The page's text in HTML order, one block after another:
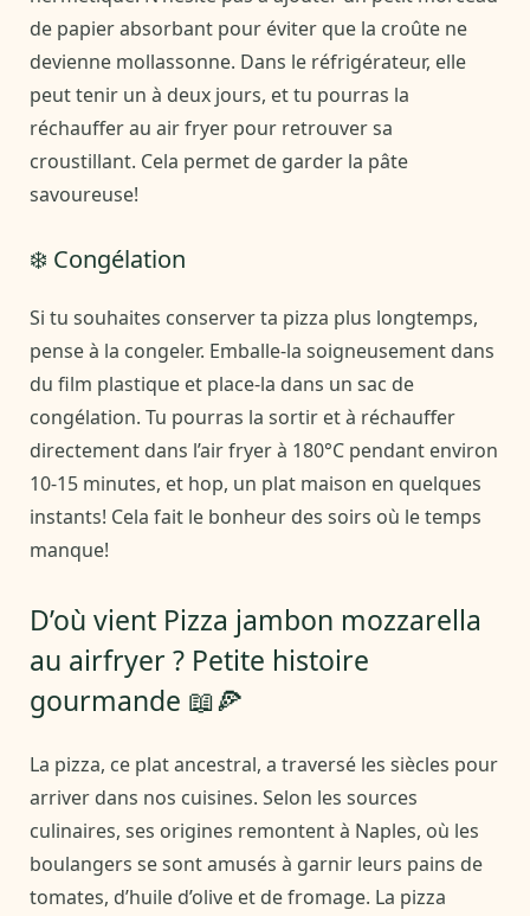
de papier absorbant pour éviter que la croûte ne
devienne mollassonne. Dans le réfrigérateur, elle
peut tenir un à deux jours, et tu pourras la
réchauffer au air fryer pour retrouver sa
croustillant. Cela permet de garder la pâte
savoureuse!
❄️ Congélation
Si tu souhaites conserver ta pizza plus longtemps,
pense à la congeler. Emballe-la soigneusement dans
du film plastique et place-la dans un sac de
congélation. Tu pourras la sortir et à réchauffer
directement dans l’air fryer à 180°C pendant environ
10-15 minutes, et hop, un plat maison en quelques
instants! Cela fait le bonheur des soirs où le temps
manque!
D’où vient Pizza jambon mozzarella
au airfryer ? Petite histoire
gourmande 📖🍕
La pizza, ce plat ancestral, a traversé les siècles pour
arriver dans nos cuisines. Selon les sources
culinaires, ses origines remontent à Naples, où les
boulangers se sont amusés à garnir leurs pains de
tomates, d’huile d’olive et de fromage. La pizza